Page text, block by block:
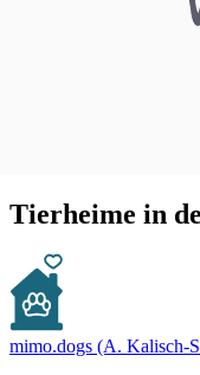
Tierheime in
mimo.dogs (A. Kalisch-